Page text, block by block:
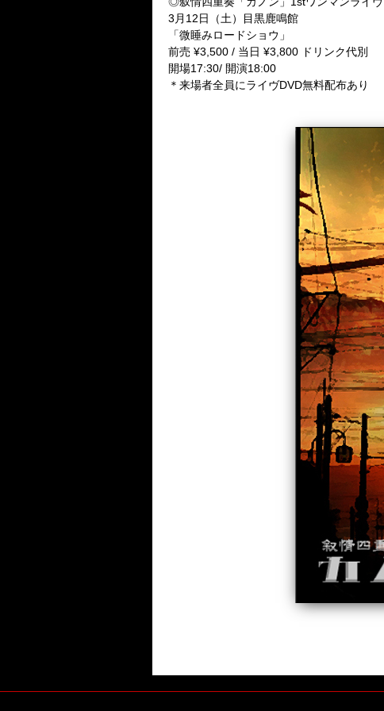
3月12日（土）目黒鹿鳴館
「微睡みロードショウ」
前売 ¥3,500 / 当日 ¥3,800 ドリンク代別
開場17:30/ 開演18:00
＊来場者全員にライヴDVD無料配布あり